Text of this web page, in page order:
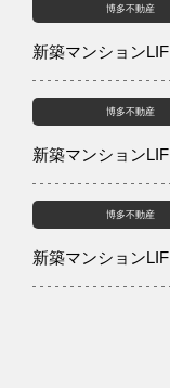
博多不動産
新築マンション
博多不動産
新築マンション
博多不動産
新築マンション